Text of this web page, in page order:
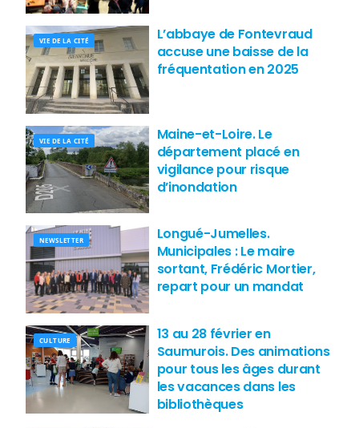
VIE DE LA CITÉ
L’abbaye de Fontevraud
accuse une baisse de la
fréquentation en 2025
VIE DE LA CITÉ
Maine-et-Loire. Le
département placé en
vigilance pour risque
d’inondation
NEWSLETTER
Longué-Jumelles.
Municipales : Le maire
sortant, Frédéric Mortier,
repart pour un mandat
CULTURE
13 au 28 février en
Saumurois. Des animations
pour tous les âges durant
les vacances dans les
bibliothèques